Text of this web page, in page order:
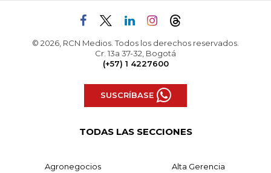
© 2026, RCN Medios. Todos los derechos reservados.
Cr. 13a 37-32, Bogotá
(+57) 1 4227600
SUSCRÍBASE
TODAS LAS SECCIONES
Agronegocios Alta Gerencia